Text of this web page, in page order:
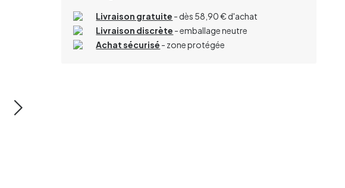
Livraison gratuite - dès 58,90 € d'achat
Livraison discrète - emballage neutre
Achat sécurisé - zone protégée